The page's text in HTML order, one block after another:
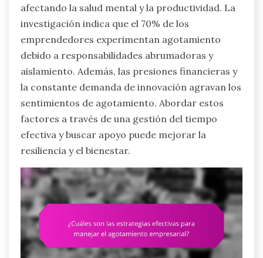
afectando la salud mental y la productividad. La
investigación indica que el 70% de los
emprendedores experimentan agotamiento
debido a responsabilidades abrumadoras y
aislamiento. Además, las presiones financieras y
la constante demanda de innovación agravan los
sentimientos de agotamiento. Abordar estos
factores a través de una gestión del tiempo
efectiva y buscar apoyo puede mejorar la
resiliencia y el bienestar.